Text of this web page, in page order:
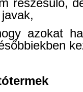
részesülő,
azokat